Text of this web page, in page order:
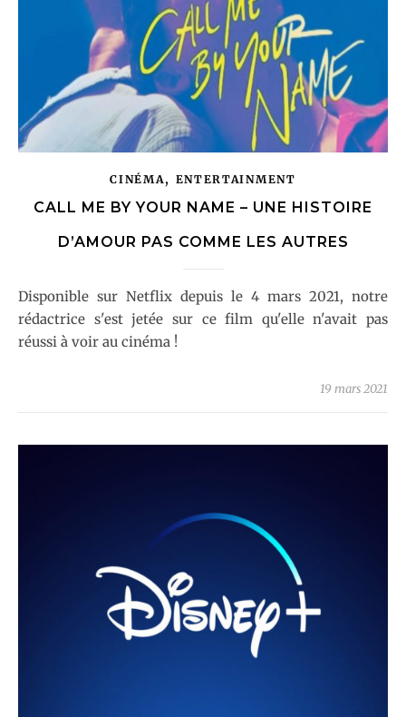
CINÉMA, ENTERTAINMENT
CALL ME BY YOUR NAME – UNE HISTOIRE
D’AMOUR PAS COMME LES AUTRES
Disponible sur Netflix depuis le 4 mars 2021, notre
rédactrice s'est jetée sur ce film qu'elle n'avait pas
réussi à voir au cinéma !
19 mars 2021